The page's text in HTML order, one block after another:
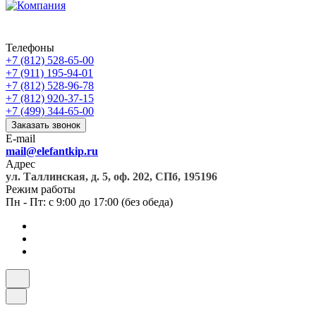
Телефоны
+7 (812) 528-65-00
+7 (911) 195-94-01
+7 (812) 528-96-78
+7 (812) 920-37-15
+7 (499) 344-65-00
Заказать звонок
E-mail
mail@elefantkip.ru
Адрес
ул. Таллинская, д. 5, оф. 202, СПб, 195196
Режим работы
Пн - Пт: с 9:00 до 17:00 (без обеда)